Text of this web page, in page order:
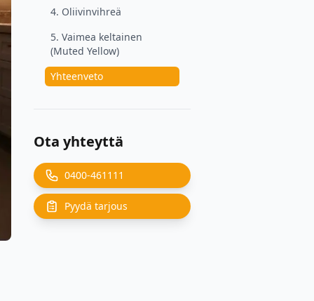
4. Oliivinvihreä
5. Vaimea keltainen
(Muted Yellow)
Yhteenveto
Ota yhteyttä
0400-461111
Pyydä tarjous